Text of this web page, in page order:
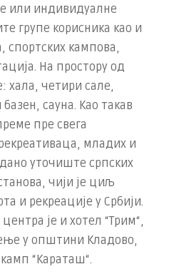
или индивидуалне
групе корисника као и
спортских кампова,
На простору од
хала, четири сале,
сауна. Као такав
пре свега
младих и
уточиште српских
чији је циљ
и рекреације у Србији.
је и хотел “Трим“,
у општини Кладово,
“Караташ“.